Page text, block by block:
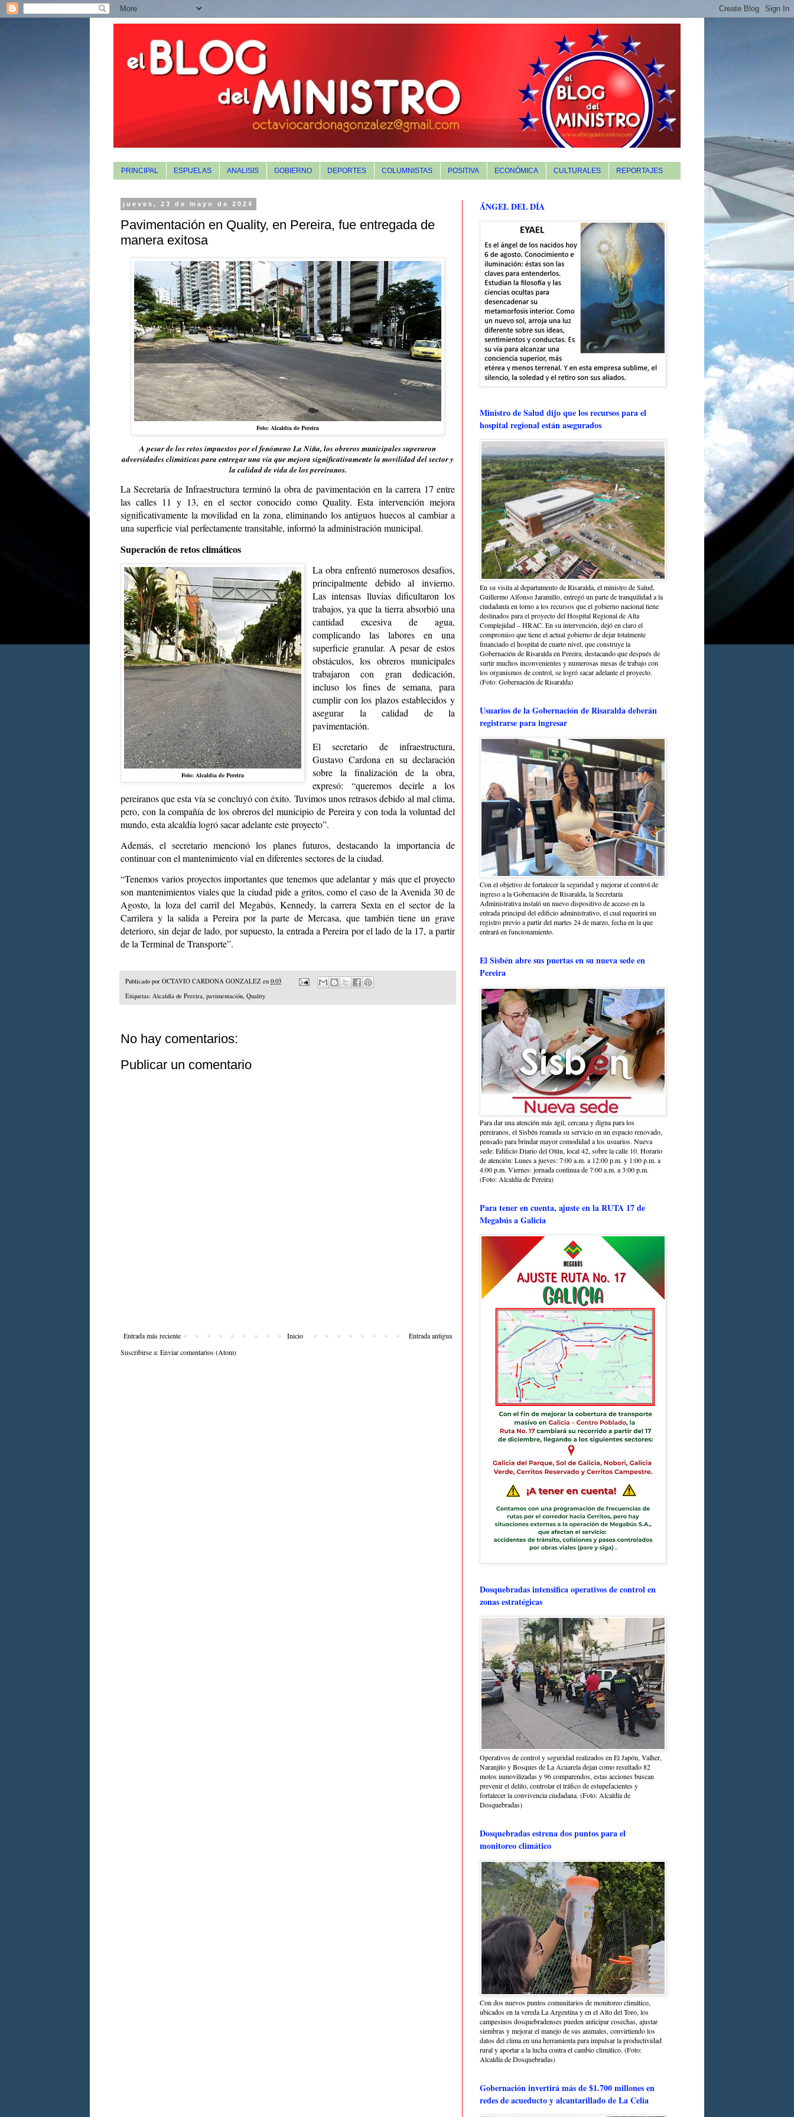
PRINCIPAL ESPUELAS ANALISIS GOBIERNO DEPORTES COLUMNISTAS POSITIVA ECONÓMICA CULTURALES REPORTAJES
jueves, 23 de mayo de 2024
Pavimentación en Quality, en Pereira, fue entregada de
manera exitosa
Foto: Alcaldía de Pereira
A pesar de los retos impuestos por el fenómeno La Niña, los obreros municipales superaron
adversidades climáticas para entregar una vía que mejora significativamente la movilidad del sector y
la calidad de vida de los pereiranos.
La Secretaría de Infraestructura terminó la obra de pavimentación en la carrera 17 entre
las calles 11 y 13, en el sector conocido como Quality. Esta intervención mejora
significativamente la movilidad en la zona, eliminando los antiguos huecos al cambiar a
una superficie vial perfectamente transitable, informó la administración municipal.
Superación de retos climáticos
Foto: Alcaldía de Pereira
La obra enfrentó numerosos desafíos,
principalmente debido al invierno.
Las intensas lluvias dificultaron los
trabajos, ya que la tierra absorbió una
cantidad excesiva de agua,
complicando las labores en una
superficie granular. A pesar de estos
obstáculos, los obreros municipales
trabajaron con gran dedicación,
incluso los fines de semana, para
cumplir con los plazos establecidos y
asegurar la calidad de la
pavimentación.
El secretario de infraestructura,
Gustavo Cardona en su declaración
sobre la finalización de la obra,
expresó: “queremos decirle a los
pereiranos que esta vía se concluyó con éxito. Tuvimos unos retrasos debido al mal clima,
pero, con la compañía de los obreros del municipio de Pereira y con toda la voluntad del
mundo, esta alcaldía logró sacar adelante este proyecto”.
Además, el secretario mencionó los planes futuros, destacando la importancia de
continuar con el mantenimiento vial en diferentes sectores de la ciudad.
“Tenemos varios proyectos importantes que tenemos que adelantar y más que el proyecto
son mantenimientos viales que la ciudad pide a gritos, como el caso de la Avenida 30 de
Agosto, la loza del carril del Megabús, Kennedy, la carrera Sexta en el sector de la
Carrilera y la salida a Pereira por la parte de Mercasa, que también tiene un grave
deterioro, sin dejar de lado, por supuesto, la entrada a Pereira por el lado de la 17, a partir
de la Terminal de Transporte”.
Publicado por OCTAVIO CARDONA GONZALEZ en 0:03
Etiquetas: Alcaldía de Pereira, pavimentación, Quality
No hay comentarios:
Publicar un comentario
Entrada más reciente Entrada antigua
Inicio
Suscribirse a:Enviar comentarios (Atom)
ÁNGEL DEL DÍA
Ministro de Salud dijo que los recursos para el
hospital regional están asegurados
En su visita al departamento de Risaralda, el ministro de Salud,
Guillermo Alfonso Jaramillo, entregó un parte de tranquilidad a la
ciudadanía en torno a los recursos que el gobierno nacional tiene
destinados para el proyecto del Hospital Regional de Alta
Complejidad – HRAC. En su intervención, dejó en claro el
compromiso que tiene el actual gobierno de dejar totalmente
financiado el hospital de cuarto nivel, que construye la
Gobernación de Risaralda en Pereira, destacando que después de
surtir muchos inconvenientes y numerosas mesas de trabajo con
los organismos de control, se logró sacar adelante el proyecto.
(Foto: Gobernación de Risaralda)
Usuarios de la Gobernación de Risaralda deberán
registrarse para ingresar
Con el objetivo de fortalecer la seguridad y mejorar el control de
ingreso a la Gobernación de Risaralda, la Secretaría
Administrativa instaló un nuevo dispositivo de acceso en la
entrada principal del edificio administrativo, el cual requerirá un
registro previo a partir del martes 24 de marzo, fecha en la que
entrará en funcionamiento.
El Sisbén abre sus puertas en su nueva sede en
Pereira
Para dar una atención más ágil, cercana y digna para los
pereiranos, el Sisbén reanuda su servicio en un espacio renovado,
pensado para brindar mayor comodidad a los usuarios. Nueva
sede: Edificio Diario del Otún, local 42, sobre la calle 10. Horario
de atención: Lunes a jueves: 7:00 a.m. a 12:00 p.m. y 1:00 p.m. a
4:00 p.m. Viernes: jornada continua de 7:00 a.m. a 3:00 p.m.
(Foto: Alcaldía de Pereira)
Para tener en cuenta, ajuste en la RUTA 17 de
Megabús a Galicia
Dosquebradas intensifica operativos de control en
zonas estratégicas
Operativos de control y seguridad realizados en El Japón, Valher,
Naranjito y Bosques de La Acuarela dejan como resultado 82
motos inmovilizadas y 96 comparendos, estas acciones buscan
prevenir el delito, controlar el tráfico de estupefacientes y
fortalecer la convivencia ciudadana. (Foto: Alcaldía de
Dosquebradas)
Dosquebradas estrena dos puntos para el
monitoreo climático
Con dos nuevos puntos comunitarios de monitoreo climático,
ubicados en la vereda La Argentina y en el Alto del Toro, los
campesinos dosquebradenses pueden anticipar cosechas, ajustar
siembras y mejorar el manejo de sus animales, convirtiendo los
datos del clima en una herramienta para impulsar la productividad
rural y aportar a la lucha contra el cambio climático. (Foto:
Alcaldía de Dosquebradas)
Gobernación invertirá más de $1.700 millones en
redes de acueducto y alcantarillado de La Celia